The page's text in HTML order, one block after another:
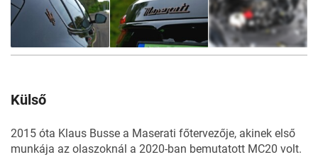
Külső
2015 óta Klaus Busse a Maserati főtervezője, akinek első
munkája az olaszoknál a 2020-ban bemutatott MC20 volt.